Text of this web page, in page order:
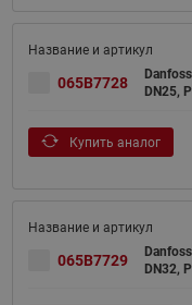
065B7728
DN25,
Купить аналог
065B7729
DN32,